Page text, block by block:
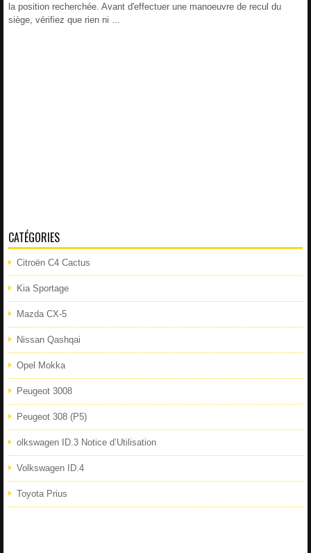
la position recherchée. Avant d'effectuer une manoeuvre de recul du
siège, vérifiez que rien ni ...
CATÉGORIES
Citroën C4 Cactus
Kia Sportage
Mazda CX-5
Nissan Qashqai
Opel Mokka
Peugeot 3008
Peugeot 308 (P5)
olkswagen ID.3 Notice d’Utilisation
Volkswagen ID.4
Toyota Prius